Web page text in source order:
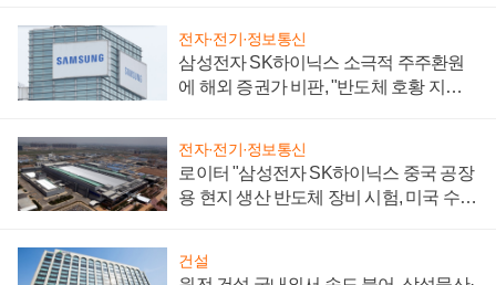
전자·전기·정보통신
삼성전자 SK하이닉스 소극적 주주환원
에 해외 증권가 비판, "반도체 호황 지속
전자·전기·정보통신
로이터 "삼성전자 SK하이닉스 중국 공장
용 현지 생산 반도체 장비 시험, 미국 수출
건설